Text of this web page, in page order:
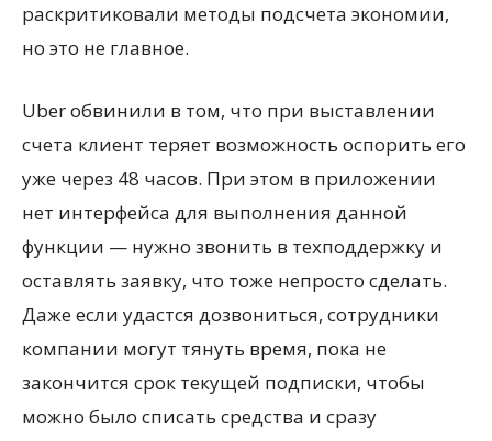
раскритиковали методы подсчета экономии,
но это не главное.
Uber обвинили в том, что при выставлении
счета клиент теряет возможность оспорить его
уже через 48 часов. При этом в приложении
нет интерфейса для выполнения данной
функции — нужно звонить в техподдержку и
оставлять заявку, что тоже непросто сделать.
Даже если удастся дозвониться, сотрудники
компании могут тянуть время, пока не
закончится срок текущей подписки, чтобы
можно было списать средства и сразу